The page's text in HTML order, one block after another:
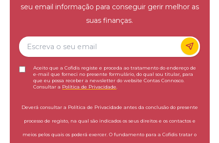
seu email informação para conseguir gerir melhor as
suas finanças.
Aceito que a Cofidis registe e proceda ao tratamento do endereço de
e-mail que forneci no presente formulário, do qual sou titular, para
que eu possa receber a newsletter do website Contas Connosco.
Consultar a Política de Privacidade
Deverá consultar a Política de Privacidade antes da conclusão do presente
processo de registo, na qual são indicados os seus direitos e os contactos e
meios pelos quais os poderá exercer. O fundamento para a Cofidis tratar o